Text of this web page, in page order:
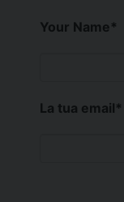
Your Name*
La tua email*